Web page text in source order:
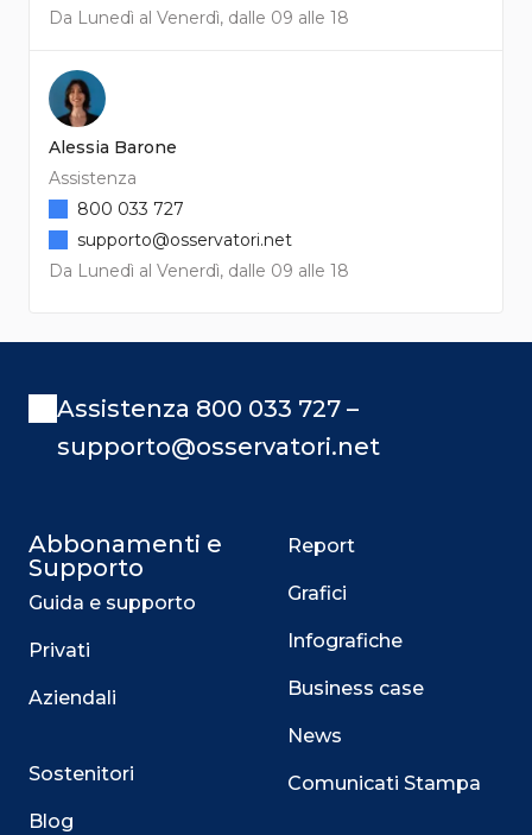
Da Lunedì al Venerdì, dalle 09 alle 18
Alessia Barone
Assistenza
Da Lunedì al Venerdì, dalle 09 alle 18
800 033 727
supporto@osservatori.net
Assistenza 800 033 727 –
supporto@osservatori.net
Abbonamenti e
Supporto
Guida e supporto
Privati
Aziendali
Sostenitori
Blog
Report
Grafici
Infografiche
Business case
News
Comunicati Stampa